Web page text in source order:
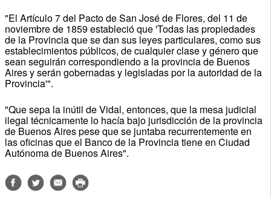
"El Artículo 7 del Pacto de San José de Flores, del 11 de
noviembre de 1859 estableció que 'Todas las propiedades
de la Provincia que se dan sus leyes particulares, como sus
establecimientos públicos, de cualquier clase y género que
sean seguirán correspondiendo a la provincia de Buenos
Aires y serán gobernadas y legisladas por la autoridad de la
Provincia'".
"Que sepa la inútil de Vidal, entonces, que la mesa judicial
ilegal técnicamente lo hacía bajo jurisdicción de la provincia
de Buenos Aires pese que se juntaba recurrentemente en
las oficinas que el Banco de la Provincia tiene en Ciudad
Autónoma de Buenos Aires".